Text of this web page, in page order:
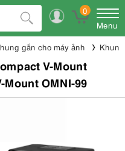
0
Menu
gắn cho máy ảnh
V-Mount
Mount OMNI-99